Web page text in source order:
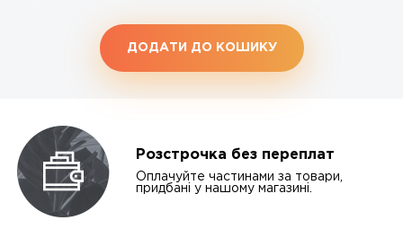
ДОДАТИ ДО КОШИКУ
Розстрочка без переплат
Оплачуйте частинами за товари,
придбані у нашому магазині.